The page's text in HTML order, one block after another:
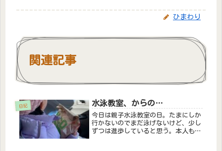
ひまわり
関連記事
日記 水泳教室、からの…
今日は親子水泳教室の日。たまにしか
行かないのでまだ泳げないけど、少し
ずつは進歩していると思う。本人も楽